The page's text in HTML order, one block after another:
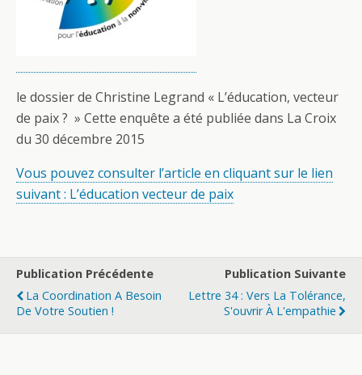
le dossier de Christine Legrand « L’éducation, vecteur
de paix ? » Cette enquête a été publiée dans La Croix
du 30 décembre 2015
Vous pouvez consulter l’article en cliquant sur le lien
suivant : L’éducation vecteur de paix
Publication Précédente
La Coordination A Besoin
De Votre Soutien !
Publication Suivante
Lettre 34 : Vers La Tolérance,
S'ouvrir À L'empathie